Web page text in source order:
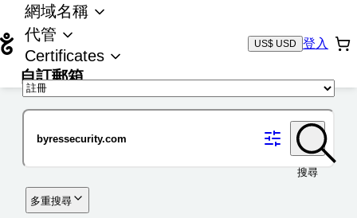
網域名稱
代管
Certificates
自訂郵箱
US$ USD 登入
搜尋
多重搜尋